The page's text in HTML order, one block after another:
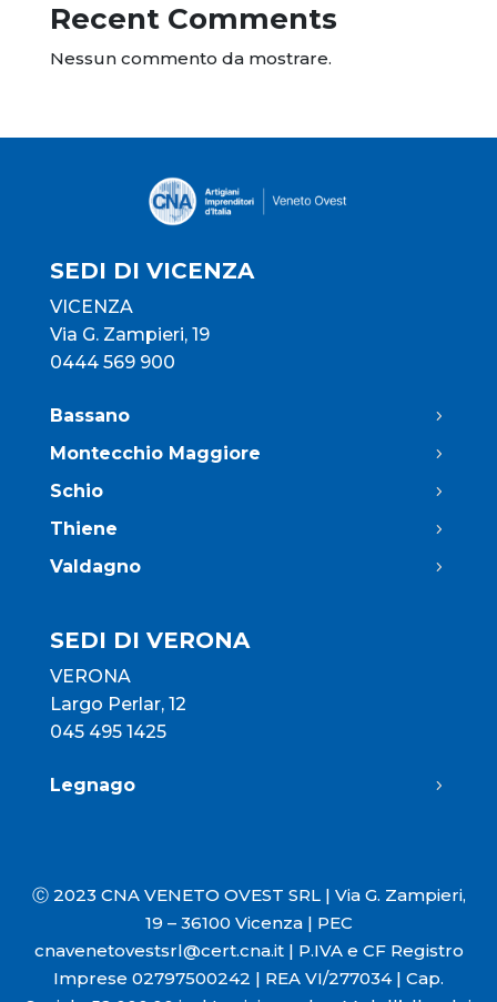
Recent Comments
Nessun commento da mostrare.
SEDI DI VICENZA
VICENZA
Via G. Zampieri, 19
0444 569 900
Bassano
Montecchio Maggiore
Schio
Thiene
Valdagno
SEDI DI VERONA
VERONA
Largo Perlar, 12
045 495 1425
Legnago
Ⓒ 2023 CNA VENETO OVEST SRL | Via G. Zampieri,
19 – 36100 Vicenza | PEC
cnavenetovestsrl@cert.cna.it| P.IVA e CF Registro
Imprese 02797500242 | REA VI/277034 | Cap.